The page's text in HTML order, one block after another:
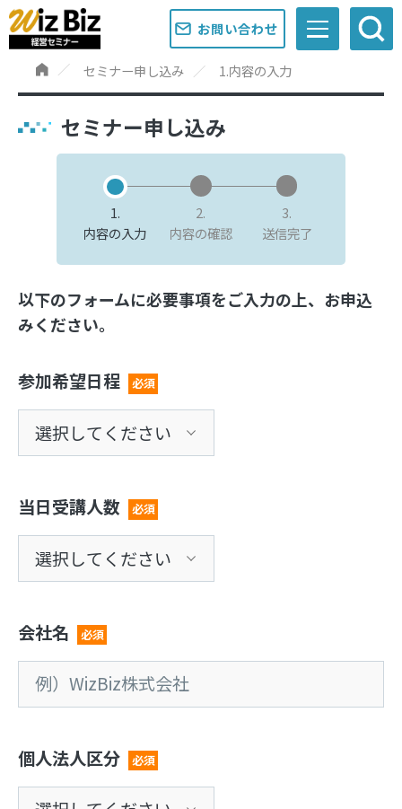
お問い合わせ
セミナー申し込み 1.内容の入力
セミナー申し込み
1.
内容の入力
2.
内容の確認
3.
送信完了
以下のフォームに必要事項をご入力の上、お申込
みください。
参加希望日程 必須
当日受講人数 必須
会社名 必須
個人法人区分 必須